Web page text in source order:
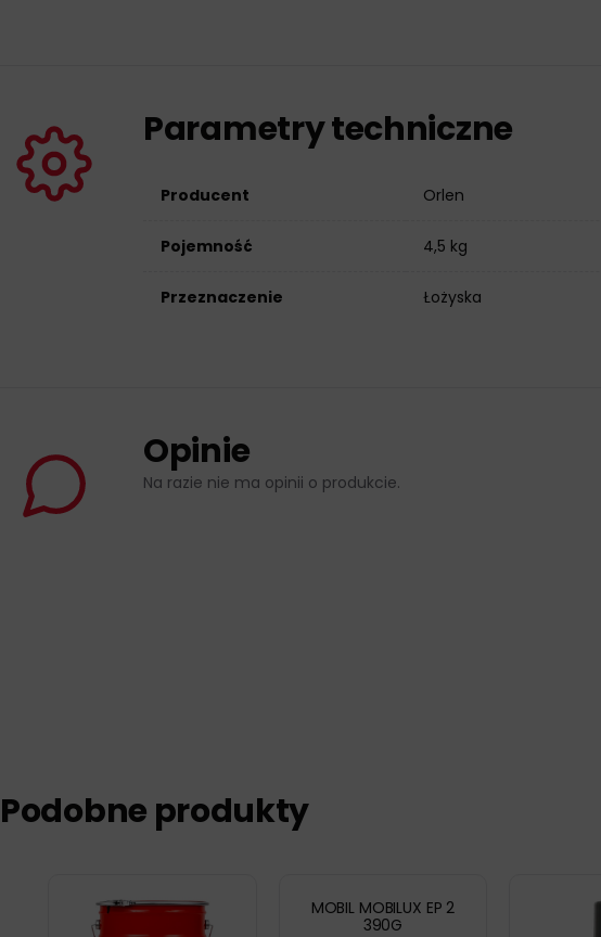
Parametry techniczne
Producent Orlen
Pojemność 4,5 kg
Przeznaczenie Łożyska
Opinie
Na razie nie ma opinii o produkcie.
Podobne produkty
MOBIL MOBILUX EP 2
390G